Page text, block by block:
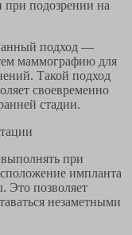
при подозрении на
подход —
маммографию для
Такой подход
своевременно
стадии.
при
импланта
Это позволяет
незаметными